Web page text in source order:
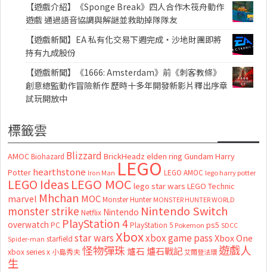
【遊戲介紹】《Sponge Break》四人合作木筏舟動作
遊戲 通過語音協調與解謎並救助掉隊隊友
【遊戲新聞】EA 私有化交易下週完成・沙地財團即將
持有九成股份
【遊戲新聞】《1666: Amsterdam》前《刺客教條》
創意總監動作冒險新作 歷時十多年開發新影片釋出序章
試玩開放中
標籤雲
AMOC Biohazard Blizzard BrickHeadz elden ring Gundam Harry
Potter hearthstone Iron Man LEGO LEGO AMOC lego harry potter
LEGO Ideas LEGO MOC lego star wars LEGO Technic
marvel Mhchan MOC Monster Hunter MONSTER HUNTER WORLD
monster strike Netflix Nintendo Nintendo Switch
overwatch PC PlayStation 4 PlayStation 5 Pokemon ps5 SDCC
Spider-man starfield star warsXboxxbox game passXbox One
xbox series x 小島秀夫怪物彈珠 爐石 爐石戰記艾爾登法環 遊戲人
生